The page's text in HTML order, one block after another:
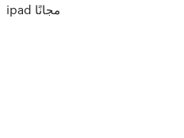
ipad مجانًا